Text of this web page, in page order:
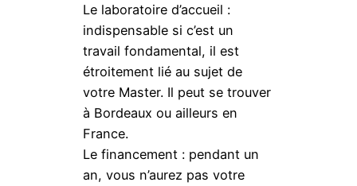
Le laboratoire d’accueil :
indispensable si c’est un
travail fondamental, il est
étroitement lié au sujet de
votre Master. Il peut se trouver
à Bordeaux ou ailleurs en
France.
Le financement : pendant un
an, vous n’aurez pas votre